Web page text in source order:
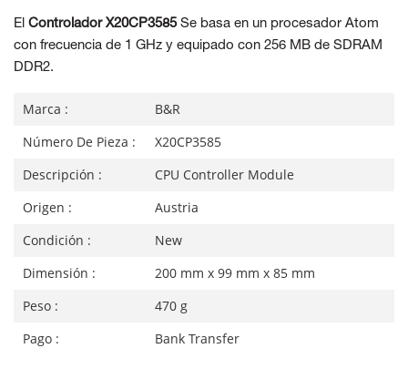
El Controlador X20CP3585 Se basa en un procesador Atom
con frecuencia de 1 GHz y equipado con 256 MB de SDRAM
DDR2.
Marca :
B&R
Número De Pieza :
X20CP3585
Descripción :
CPU Controller Module
Origen :
Austria
Condición :
New
Dimensión :
200 mm x 99 mm x 85 mm
Peso :
470 g
Pago :
Bank Transfer